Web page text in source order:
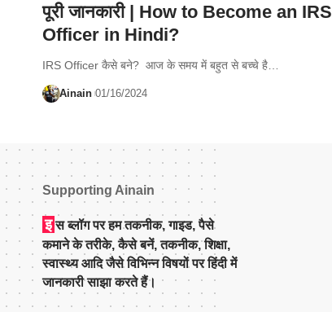
पूरी जानकारी | How to Become an IRS
Officer in Hindi?
IRS Officer कैसे बने? आज के समय में बहुत से बच्चे है…
Ainain 01/16/2024
Supporting Ainain
इ स ब्लॉग पर हम तकनीक, गाइड, पैसे
कमाने के तरीके, कैसे बनें, तकनीक, शिक्षा,
स्वास्थ्य आदि जैसे विभिन्न विषयों पर हिंदी में
जानकारी साझा करते हैं।